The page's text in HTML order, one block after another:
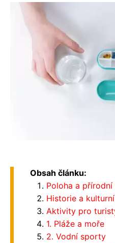
Obsah článku:
Poloha a přírodní
Historie a
Aktivity pro
1. Pláže a moře
2. Vodní sporty